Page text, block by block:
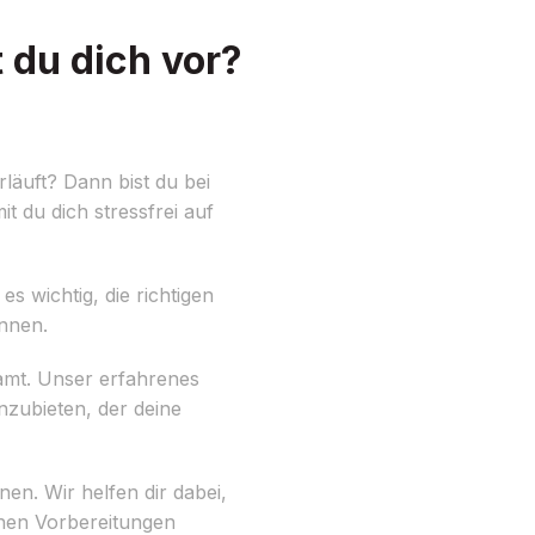
dich vor?
Dann bist du bei
du dich stressfrei auf
wichtig, die richtigen
Unser erfahrenes
der deine
Wir helfen dir dabei,
Vorbereitungen